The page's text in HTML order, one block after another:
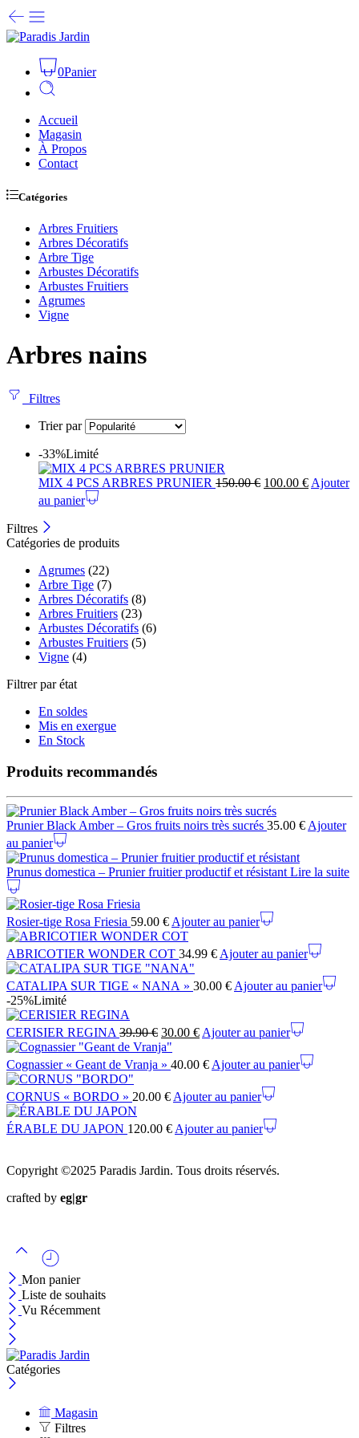
0Panier
Accueil
Magasin
À Propos
Contact
Catégories
Arbres Fruitiers
Arbres Décoratifs
Arbre Tige
Arbustes Décoratifs
Arbustes Fruitiers
Agrumes
Vigne
Arbres nains
Filtres
Trier par
-33%Limité
MIX 4 PCS ARBRES PRUNIER 150.00€ 100.00 € Ajouter
au panier
Filtres
Catégories de produits
Agrumes (22)
Arbre Tige (7)
Arbres Décoratifs (8)
Arbres Fruitiers (23)
Arbustes Décoratifs (6)
Arbustes Fruitiers (5)
Vigne (4)
Filtrer par état
En soldes
Mis en exergue
En Stock
Produits recommandés
Prunier Black Amber – Gros fruits noirs très sucrés 35.00 € Ajouter
au panier
Prunus domestica – Prunier fruitier productif et résistant Lire la suite
Rosier-tige Rosa Friesia 59.00 € Ajouter au panier
ABRICOTIER WONDER COT 34.99 € Ajouter au panier
CATALIPA SUR TIGE « NANA » 30.00 € Ajouter au panier
-25%Limité
CERISIER REGINA 39.90€ 30.00 € Ajouter au panier
Cognassier « Geant de Vranja » 40.00 € Ajouter au panier
CORNUS « BORDO » 20.00 € Ajouter au panier
ÉRABLE DU JAPON 120.00 € Ajouter au panier
Copyright ©2025 Paradis Jardin. Tous droits réservés.
crafted by eg|gr
Mon panier
Liste de souhaits
Vu Récemment
Catégories
Magasin
Filtres